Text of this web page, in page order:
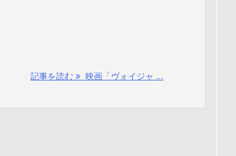
記事を読む 映画「ヴォイジャ ...